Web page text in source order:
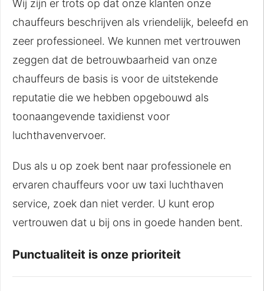
Wij zijn er trots op dat onze klanten onze
chauffeurs beschrijven als vriendelijk, beleefd en
zeer professioneel. We kunnen met vertrouwen
zeggen dat de betrouwbaarheid van onze
chauffeurs de basis is voor de uitstekende
reputatie die we hebben opgebouwd als
toonaangevende taxidienst voor
luchthavenvervoer.
Dus als u op zoek bent naar professionele en
ervaren chauffeurs voor uw taxi luchthaven
service, zoek dan niet verder. U kunt erop
vertrouwen dat u bij ons in goede handen bent.
Punctualiteit is onze prioriteit